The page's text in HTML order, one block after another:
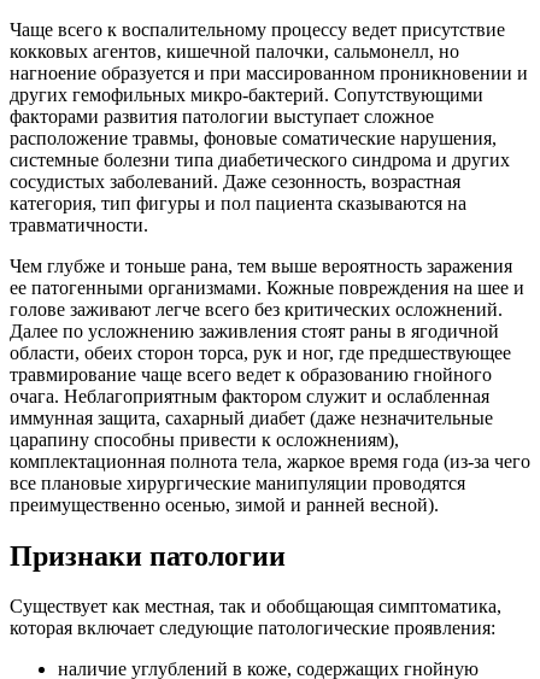
Чаще всего к воспалительному процессу ведет присутствие
кокковых агентов, кишечной палочки, сальмонелл, но
нагноение образуется и при массированном проникновении и
других гемофильных микро-бактерий. Сопутствующими
факторами развития патологии выступает сложное
расположение травмы, фоновые соматические нарушения,
системные болезни типа диабетического синдрома и других
сосудистых заболеваний. Даже сезонность, возрастная
категория, тип фигуры и пол пациента сказываются на
травматичности.
Чем глубже и тоньше рана, тем выше вероятность заражения
ее патогенными организмами. Кожные повреждения на шее и
голове заживают легче всего без критических осложнений.
Далее по усложнению заживления стоят раны в ягодичной
области, обеих сторон торса, рук и ног, где предшествующее
травмирование чаще всего ведет к образованию гнойного
очага. Неблагоприятным фактором служит и ослабленная
иммунная защита, сахарный диабет (даже незначительные
царапину способны привести к осложнениям),
комплектационная полнота тела, жаркое время года (из-за чего
все плановые хирургические манипуляции проводятся
преимущественно осенью, зимой и ранней весной).
Признаки патологии
Существует как местная, так и обобщающая симптоматика,
которая включает следующие патологические проявления:
наличие углублений в коже, содержащих гнойную